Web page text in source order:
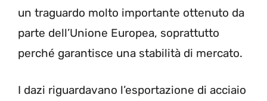
un traguardo molto importante ottenuto da
parte dell’Unione Europea, soprattutto
perché garantisce una stabilità di mercato.
I dazi riguardavano l’esportazione di acciaio